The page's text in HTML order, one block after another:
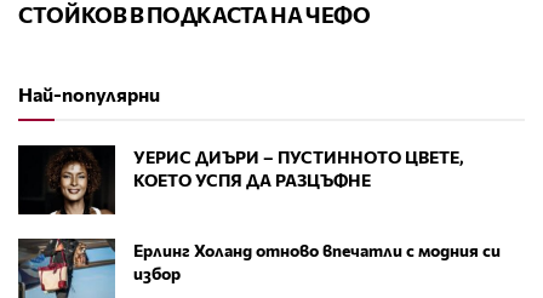
СТОЙКОВ В ПОДКАСТА НА ЧЕФО
Най-популярни
УЕРИС ДИЪРИ – ПУСТИННОТО ЦВЕТЕ,
КОЕТО УСПЯ ДА РАЗЦЪФНЕ
Ерлинг Холанд отново впечатли с модния си
избор